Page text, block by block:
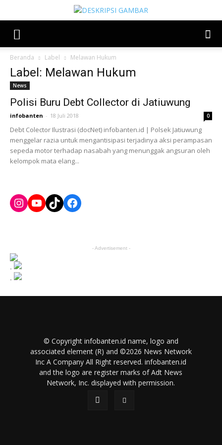
Beranda Label Melawan Hukum
Label: Melawan Hukum
News
Polisi Buru Debt Collector di Jatiuwung
infobanten - 18 Juli 2018 0
Debt Colector Ilustrasi (docNet) infobanten.id | Polsek Jatiuwung
menggelar razia untuk mengantisipasi terjadinya aksi perampasan
sepeda motor terhadap nasabah yang menunggak angsuran oleh
kelompok mata elang...
Instagram
YouTube
TikTokFacebook
- Advertisement -
© Copyright infobanten.id name, logo and
associated element (R) and ©2026 News Network
Inc A Company All Right reserved. infobanten.id
and the logo are register marks of Adt News
Network, Inc. displayed with permission.